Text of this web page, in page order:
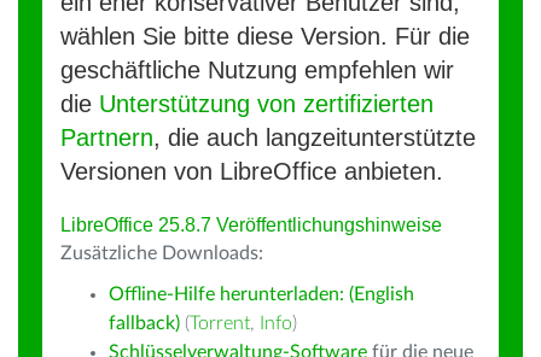
wählen Sie bitte diese Version. Für die
geschäftliche Nutzung empfehlen wir
die Unterstützung von zertifizierten
Partnern, die auch langzeitunterstützte
Versionen von LibreOffice anbieten.
LibreOffice 25.8.7 Veröffentlichungshinweise
Zusätzliche Downloads:
Offline-Hilfe herunterladen: (English
fallback) (Torrent, Info)
Schlüsselverwaltung-Software für die neue